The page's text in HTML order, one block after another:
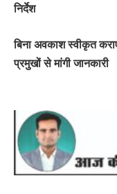
निर्देश
बिना अवकाश स्वीकृत
प्रमुखों से मांगी जानकारी